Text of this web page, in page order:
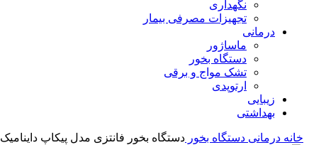
نگهداری
تجهیزات مصرفی بیمار
درمانی
ماساژور
دستگاه بخور
تشک مواج و برقی
ارتوپدی
زیبایی
بهداشتی
خانه درمانی دستگاه بخور دستگاه بخور فانتزی مدل پیکاپ داینامیک